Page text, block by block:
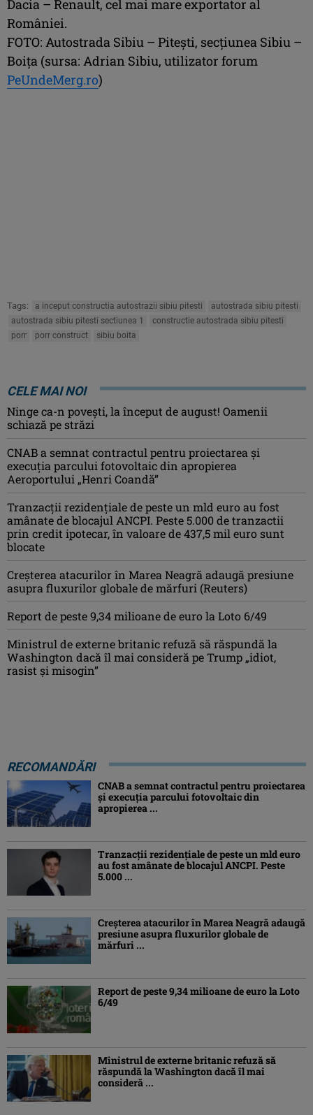
Dacia – Renault, cel mai mare exportator al
României.
FOTO: Autostrada Sibiu – Piteşti, secţiunea Sibiu –
Boiţa (sursa: Adrian Sibiu, utilizator forum
PeUndeMerg.ro)
Tags: a inceput constructia autostrazii sibiu pitesti
autostrada sibiu pitesti
autostrada sibiu pitesti sectiunea 1
constructie autostrada sibiu pitesti
porr
porr construct sibiu boita
CELE MAI NOI
Ninge ca-n povești, la început de august! Oamenii
schiază pe străzi
CNAB a semnat contractul pentru proiectarea şi
execuţia parcului fotovoltaic din apropierea
Aeroportului „Henri Coandă”
Tranzacții rezidențiale de peste un mld euro au fost
amânate de blocajul ANCPI. Peste 5.000 de tranzactii
prin credit ipotecar, în valoare de 437,5 mil euro sunt
blocate
Creşterea atacurilor în Marea Neagră adaugă presiune
asupra fluxurilor globale de mărfuri (Reuters)
Report de peste 9,34 milioane de euro la Loto 6/49
Ministrul de externe britanic refuză să răspundă la
Washington dacă îl mai consideră pe Trump „idiot,
rasist şi misogin”
RECOMANDĂRI
CNAB a semnat contractul pentru proiectarea
şi execuţia parcului fotovoltaic din
apropierea ...
Tranzacții rezidențiale de peste un mld euro
au fost amânate de blocajul ANCPI. Peste
5.000 ...
Creşterea atacurilor în Marea Neagră adaugă
presiune asupra fluxurilor globale de
mărfuri ...
Report de peste 9,34 milioane de euro la Loto
6/49
Ministrul de externe britanic refuză să
răspundă la Washington dacă îl mai
consideră ...